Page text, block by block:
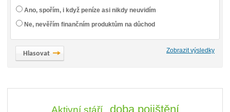
Ano, spořím, i když peníze asi nikdy neuvidím
Ne, nevěřím finančním produktům na důchod
Zobrazit výsledky
doba pojištění